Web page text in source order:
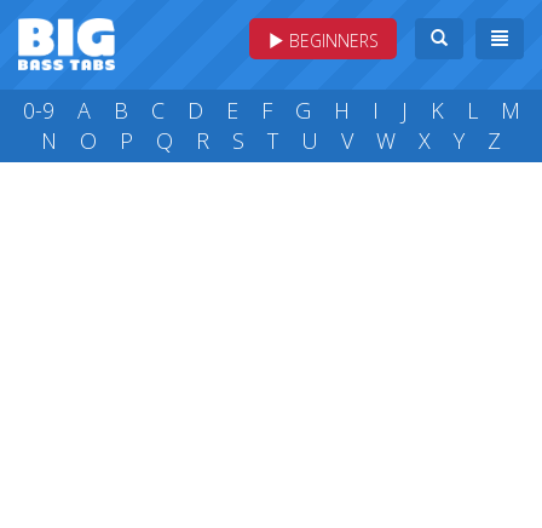
BEGINNERS
0-9 A B C D E F G H I J K L
M
N
O P Q R S T U V W X Y Z